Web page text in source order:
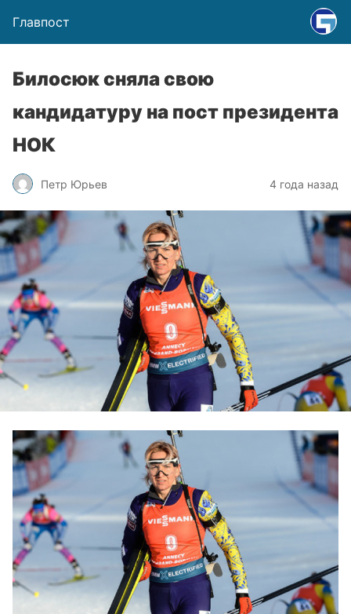
Главпост
Билосюк сняла свою
кандидатуру на пост президента
НОК
Петр Юрьев 4 года назад